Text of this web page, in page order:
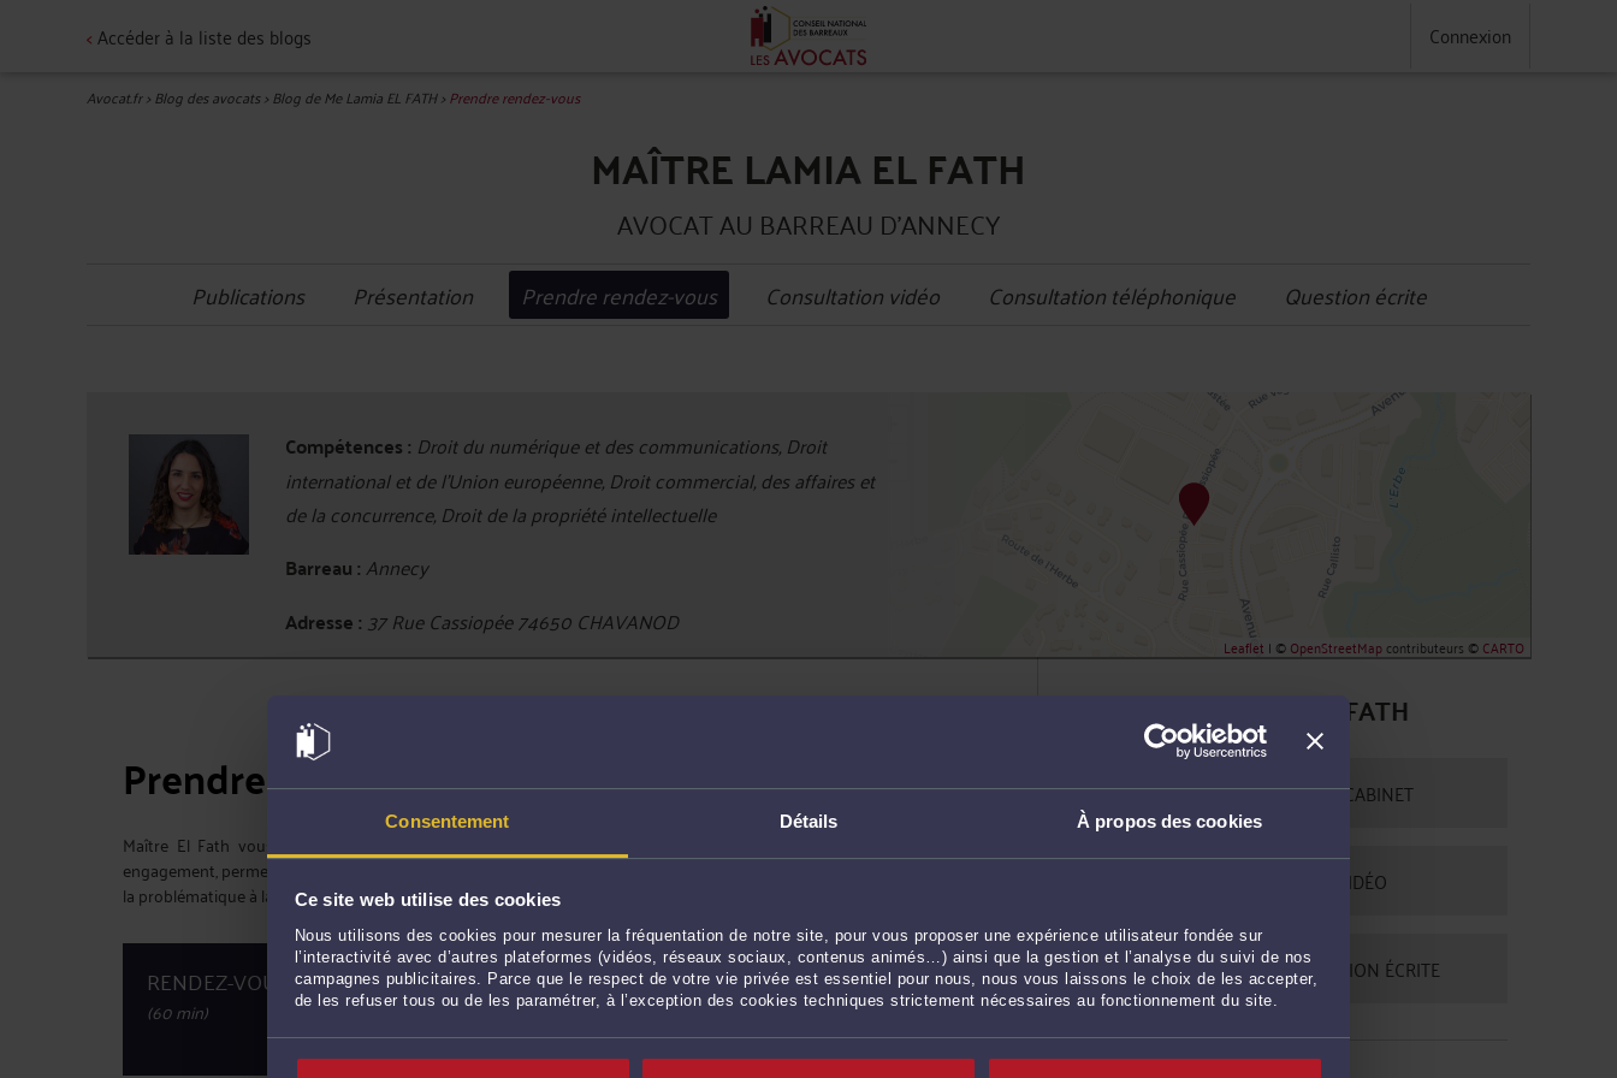
Consentement Détails À propos des cookies
Ce site web utilise des cookies
Nous utilisons des cookies pour mesurer la fréquentation de notre site, pour vous proposer une expérience utilisateur fondée sur
l’interactivité avec d’autres plateformes (vidéos, réseaux sociaux, contenus animés…) ainsi que la gestion et l’analyse du suivi de nos
campagnes publicitaires. Parce que le respect de votre vie privée est essentiel pour nous, nous vous laissons le choix de les accepter,
de les refuser tous ou de les paramétrer, à l’exception des cookies techniques strictement nécessaires au fonctionnement du site.
<Accéder à la liste des blogs Connexion
Avocat.fr>Blog des avocats>Blog de Me Lamia EL FATH>Prendre rendez-vous
MAÎTRE LAMIA EL FATH
AVOCAT AU BARREAU D'ANNECY
Publications Présentation Prendre rendez-vous Consultation vidéo Consultation téléphonique Question écrite
Compétences : Droit du numérique et des communications, Droit
international et de l'Union européenne, Droit commercial, des affaires et
de la concurrence, Droit de la propriété intellectuelle
Barreau :Annecy
Adresse : 37 Rue Cassiopée 74650 CHAVANOD
Leaflet | ©OpenStreetMapcontributeurs ©CARTO
Prendre rendez-vous
Maître El Fath vous reçoit à son cabinet pour un 1er rendez-vous. Ce premier rdv de 60 min, sans
engagement, permet réciproquement de faire connaissance, de connaître vos droits et la manière de traiter
la problématique à laquelle vous êtes confronté.
RENDEZ-VOUS CABINET
(60 min) 200€ ttc
PRENDRE RDV
CONTACTER ME EL FATH
PRENDRE RDV EN CABINET
CONSULTER PAR VIDÉO
POSER UNE QUESTION ÉCRITE